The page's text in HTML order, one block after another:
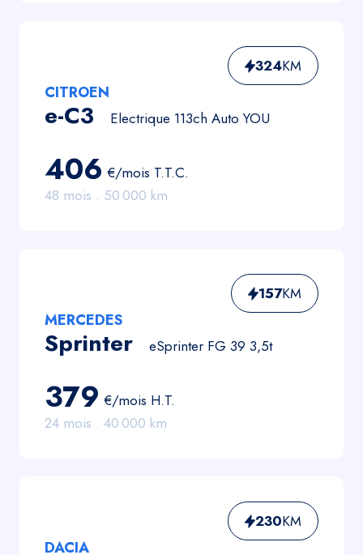
324KM
CITROEN
e-C3 Electrique 113ch Auto YOU
406 €/mois T.T.C.
48 mois . 50 000 km
157KM
MERCEDES
Sprinter eSprinter FG 39 3,5t
379 €/mois H.T.
24 mois . 40 000 km
230KM
DACIA